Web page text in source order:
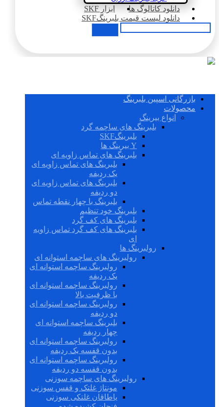
دانلود کاتالوگ ها
ابزار SKF
دانلود لیست قیمت بلبرینگSKF
بازرگانی اسپین بلبرینگ
محصولات
انواع بیرینگ
بلبرینگ های ساچمه گرد
بلبرینگSKF
Y بیرینگ ها
بلبرینگ های تماس زاویه ای
بلبرینگ های تماس زاویه ای
یک ردیفه
بلبرینگ های تماس زاویه ای
دو ردیفه
بلبرینگ با چهار نقطه تماس
بلبرینگ خود تنظیم
بلبرینگ های کف گرد
بلبرینگ های کف گرد تماس زاویه
ای
رولبرینگ ها
رولبرینگ های ساچمه استوانه ای
رولبرینگ ساچمه استوانه ای
یک ردیفه
رولبرینگ ساچمه استوانه ای
با ظرفیت بالا
رولبرینگ ساچمه استوانه ای
دو ردیفه
بلبرینگ ساچمه استوانه ای
چهار ردیفه
رولبرینگ ساچمه استوانه ای
بدون قفسه یک ردیفه
رولبرینگ ساچمه استوانه ای
بدون قفسه دو ردیفه
رولبرینگ های ساچمه سوزنی
مونتاژ غلتک و قفس سوزنی
یاطاقان غلتکی سوزنی